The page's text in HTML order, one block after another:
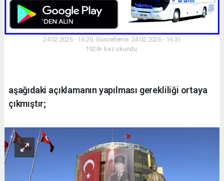
24.02.2026 - 16:20, Güncelleme: 24.02.2026 - 16:31
1924+ kez okundu.
aşağıdaki açıklamanın yapılması gerekliliği ortaya
çıkmıştır;